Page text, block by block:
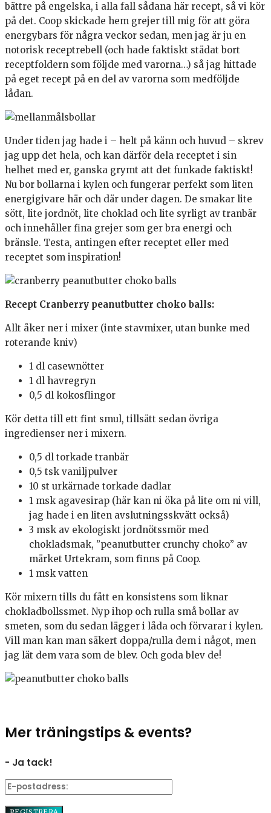
bättre på engelska, i alla fall sådana här recept, så vi kör
på det. Coop skickade hem grejer till mig för att göra
energybars för några veckor sedan, men jag är ju en
notorisk receptrebell (och hade faktiskt städat bort
receptfoldern som följde med varorna…) så jag hittade
på eget recept på en del av varorna som medföljde
lådan.
Under tiden jag hade i – helt på känn och huvud – skrev
jag upp det hela, och kan därför dela receptet i sin
helhet med er, ganska grymt att det funkade faktiskt!
Nu bor bollarna i kylen och fungerar perfekt som liten
energigivare här och där under dagen. De smakar lite
sött, lite jordnöt, lite choklad och lite syrligt av tranbär
och innehåller fina grejer som ger bra energi och
bränsle. Testa, antingen efter receptet eller med
receptet som inspiration!
Recept Cranberry peanutbutter choko balls:
Allt åker ner i mixer (inte stavmixer, utan bunke med
roterande kniv)
1 dl casewnötter
1 dl havregryn
0,5 dl kokosflingor
Kör detta till ett fint smul, tillsätt sedan övriga
ingredienser ner i mixern.
0,5 dl torkade tranbär
0,5 tsk vaniljpulver
10 st urkärnade torkade dadlar
1 msk agavesirap (här kan ni öka på lite om ni vill,
jag hade i en liten avslutningsskvätt också)
3 msk av ekologiskt jordnötssmör med
chokladsmak, ”peanutbutter crunchy choko” av
märket Urtekram, som finns på Coop.
1 msk vatten
Kör mixern tills du fått en konsistens som liknar
chokladbollssmet. Nyp ihop och rulla små bollar av
smeten, som du sedan lägger i låda och förvarar i kylen.
Vill man kan man säkert doppa/rulla dem i något, men
jag lät dem vara som de blev. Och goda blev de!
Mer träningstips & events?
- Ja tack!